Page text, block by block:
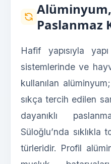
Alüminyum,
Paslanmaz
Hafif yapısıyla
sistemlerinde ve
kullanılan
sıkça tercih edilen
dayanıklı
Süloğlu’nda sıklıkla
türleridir. Profil